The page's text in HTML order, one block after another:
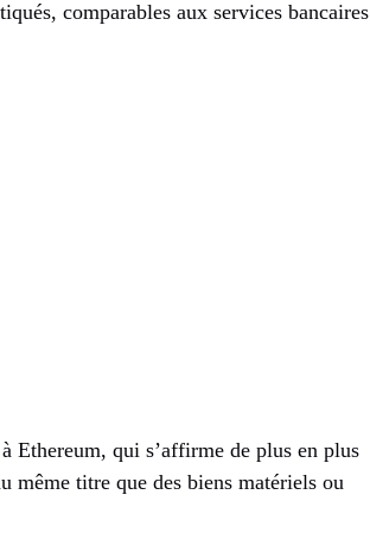
comparables aux services bancaires
Ethereum, qui s’affirme de plus en plus
même titre que des biens matériels ou